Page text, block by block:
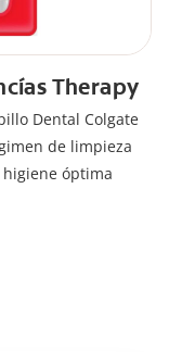
Therapy
Dental Colgate
de limpieza
óptima